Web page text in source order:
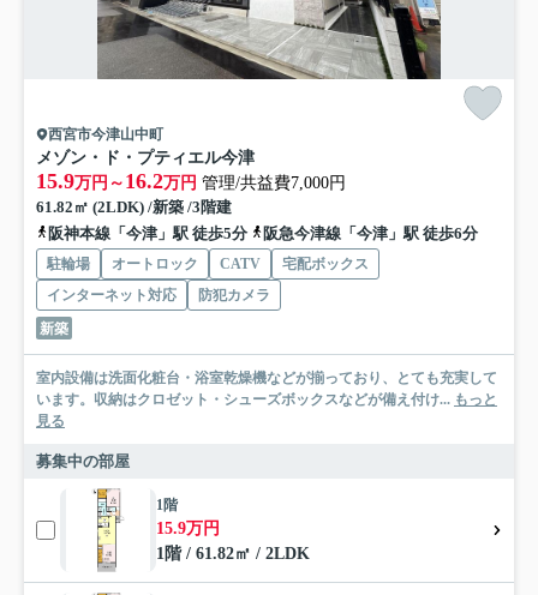
西宮市今津山中町
メゾン・ド・プティエル今津
15.9万円～ 16.2万円 管理/共益費7,000円
61.82㎡ (2LDK) /新築 /3階建
阪神本線「今津」駅 徒歩5分
阪急今津線「今津」駅 徒歩6分
駐輪場 オートロック CATV
宅配ボックス
インターネット対応
防犯カメラ
新築
室内設備は洗面化粧台・浴室乾燥機などが揃っており、とても充実して
います。収納はクロゼット・シューズボックスなどが備え付け... もっと
見る
募集中の部屋
1階
15.9万円
1階 / 61.82㎡ / 2LDK